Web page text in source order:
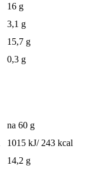
16 g
3,1 g
15,7 g
0,3 g
na 60 g
1015 kJ/ 243 kcal
14,2 g